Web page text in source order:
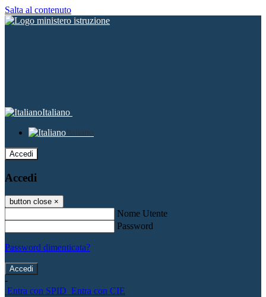
Salta al contenuto
Italiano
Italiano
Accedi
Accedi
button close ×
Nome Utente
Password
Password dimenticata?
-
Entra con SPID Entra con CIE